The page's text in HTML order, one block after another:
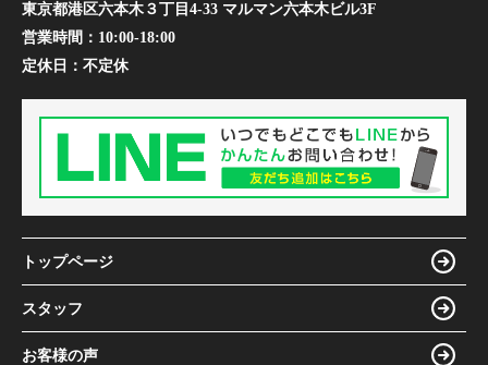
東京都港区六本木３丁目4-33 マルマン六本木ビル3F
営業時間： 10:00-18:00
定休日： 不定休
トップページ
スタッフ
お客様の声